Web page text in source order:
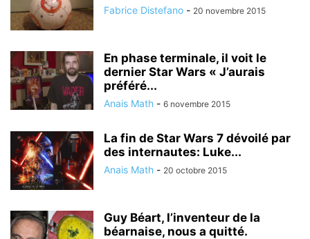
Fabrice Distefano - 20 novembre 2015
En phase terminale, il voit le
dernier Star Wars « J’aurais
préféré...
Anais Math - 6 novembre 2015
La fin de Star Wars 7 dévoilé par
des internautes: Luke...
Anais Math - 20 octobre 2015
Guy Béart, l’inventeur de la
béarnaise, nous a quitté.